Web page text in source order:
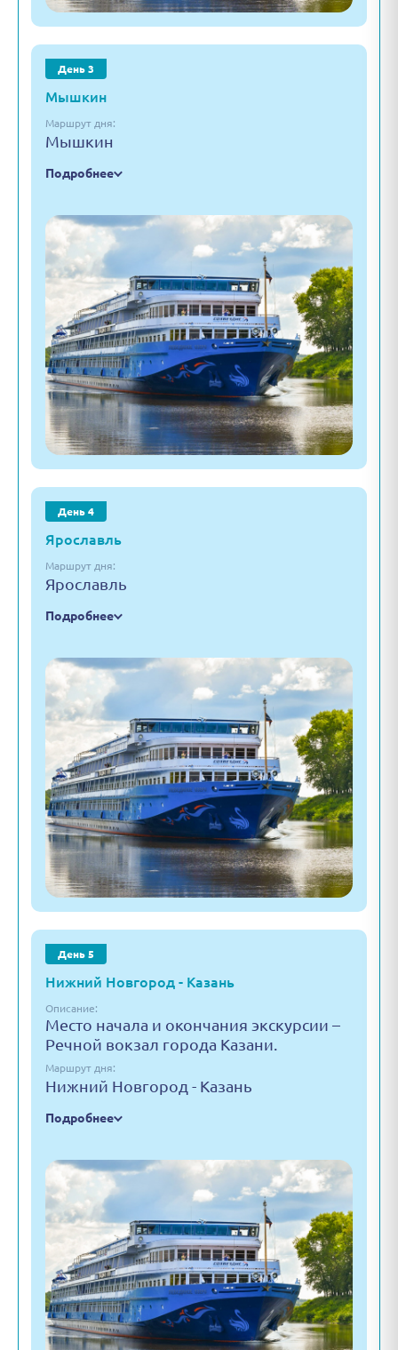
День 3
Мышкин
Маршрут дня:
Мышкин
Подробнее
День 4
Ярославль
Маршрут дня:
Ярославль
Подробнее
День 5
Нижний Новгород - Казань
Описание:
Место начала и окончания экскурсии –
Речной вокзал города Казани.
Маршрут дня:
Нижний Новгород - Казань
Подробнее